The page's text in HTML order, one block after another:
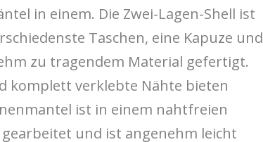
in einem. Die Zwei-Lagen-Shell ist
Taschen, eine Kapuze und
zu tragendem Material gefertigt.
komplett verklebte Nähte bieten
ist in einem nahtfreien
und ist angenehm leicht